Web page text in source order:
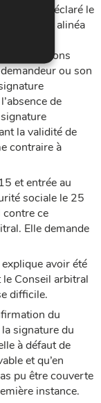
a déclaré le
1er, alinéa
1993
juridictions
ou son
de
signature
la validité de
contraire à
et entrée au
sociale le 25
ce
Elle demande
avoir été
le Conseil arbitral
difficile.
du
signature du
à défaut de
et qu’en
pu être couverte
instance.